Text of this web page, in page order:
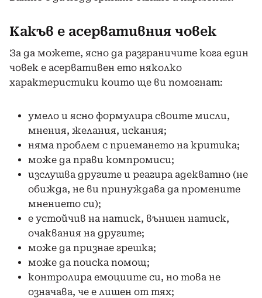
Какъв е асервативния човек
За да можете, ясно да разграничите кога един
човек е асервативен ето няколко
характеристики които ще ви помогнат:
умело и ясно формулира своите мисли,
мнения, желания, искания;
няма проблем с приемането на критика;
може да прави компромиси;
изслушва другите и реагира адекватно (не
обижда, не ви принуждава да промените
мнението си);
е устойчив на натиск, външен натиск,
очаквания на другите;
може да признае грешка;
може да поиска помощ;
контролира емоциите си, но това не
означава, че е лишен от тях;